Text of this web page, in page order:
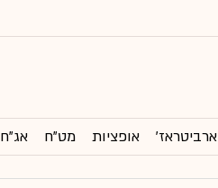
ארביטראז' אופציות מט"ח אג"ח